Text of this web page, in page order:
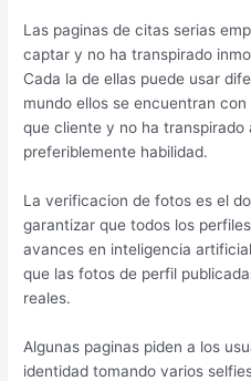
Las paginas de citas serias
captar y no ha transpirado
Cada la de ellas puede usar
mundo ellos se encuentran
que cliente y no ha transpirado
preferiblemente habilidad.
La verificacion de fotos es el
garantizar que todos los
avances en inteligencia
que las fotos de perfil
reales.
Algunas paginas piden a los
identidad tomando varios